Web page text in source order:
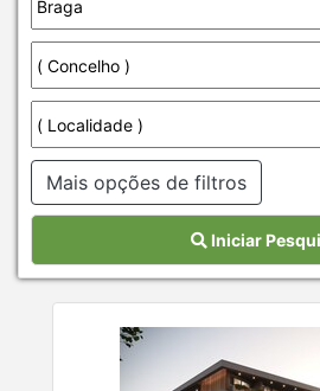
Mais opções de filtros
Iniciar